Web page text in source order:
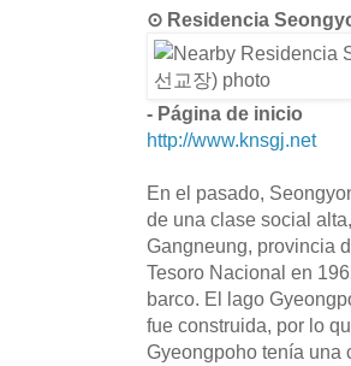
⊙ Residencia
- Página de inicio
http://www.knsgj.net
En el pasado,
de una clase social
Gangneung, provincia
Tesoro Nacional en
barco. El lago
fue construida, por lo
Gyeongpoho tenía una